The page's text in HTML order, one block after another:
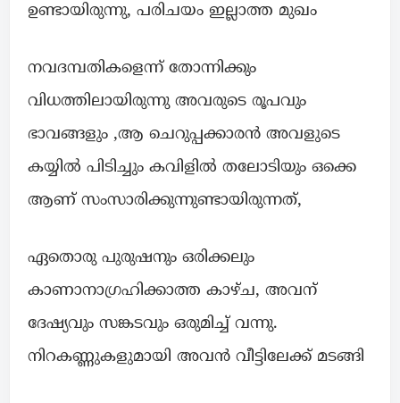
ഉണ്ടായിരുന്നു, പരിചയം ഇല്ലാത്ത മുഖം
നവദമ്പതികളെന്ന് തോന്നിക്കും
വിധത്തിലായിരുന്നു അവരുടെ രൂപവും
ഭാവങ്ങളും ,ആ ചെറുപ്പക്കാരൻ അവളുടെ
കയ്യിൽ പിടിച്ചും കവിളിൽ തലോടിയും ഒക്കെ
ആണ് സംസാരിക്കുന്നുണ്ടായിരുന്നത്,
ഏതൊരു പുരുഷനും ഒരിക്കലും
കാണാനാഗ്രഹിക്കാത്ത കാഴ്ച, അവന്
ദേഷ്യവും സങ്കടവും ഒരുമിച്ച് വന്നു.
നിറകണ്ണുകളുമായി അവൻ വീട്ടിലേക്ക് മടങ്ങി